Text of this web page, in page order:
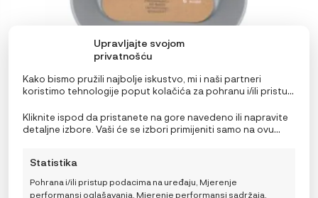
Upravljajte svojom
privatnošću
Kako bismo pružili najbolje iskustvo, mi i naši partneri
koristimo tehnologije poput kolačića za pohranu i/ili pristup
omogućit će nama i našim partnerima obradu osobnih
podataka kao što su ponašanje pri pregledavanju ili
jedinstveni ID-ovi na ovoj stranici i prikazujemo
privole može negativno utjecati na određene značajke i
Kliknite ispod da pristanete na gore navedeno ili napravite
detaljne izbore. Vaši će se izbori primijeniti samo na ovu
prekidača na Politici kolačića ili klikom na gumb za
upravljanje privolom na dnu ekrana.
Statistika
Pohrana i/ili pristup podacima na uređaju, Mjerenje
performansi oglašavanja, Mjerenje performansi sadržaja,
Lässig Zdjelica Geo sivo plava